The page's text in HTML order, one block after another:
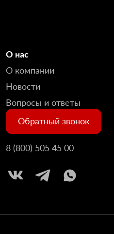
О нас
О компании
Новости
Вопросы и ответы
Обратный звонок
8 (800) 505 45 00